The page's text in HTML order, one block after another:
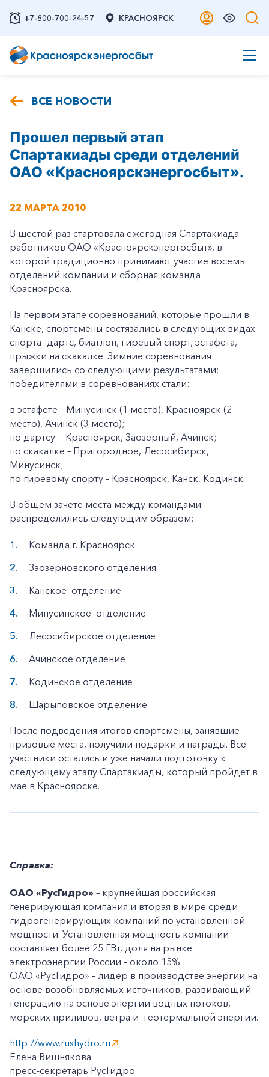
+7-800-700-24-57 КРАСНОЯРСК
ВСЕ НОВОСТИ
Прошел первый этап
Спартакиады среди отделений
ОАО «Красноярскэнергосбыт».
22 МАРТА 2010
В шестой раз стартовала ежегодная Спартакиада
работников ОАО «Красноярскэнергосбыт», в
которой традиционно принимают участие восемь
отделений компании и сборная команда
Красноярска.
На первом этапе соревнований, которые прошли в
Канске, спортсмены состязались в следующих видах
спорта: дартс, биатлон, гиревый спорт, эстафета,
прыжки на скакалке. Зимние соревнования
завершились со следующими результатами:
победителями в соревнованиях стали:
в эстафете – Минусинск (1 место), Красноярск (2
место), Ачинск (3 место);
по дартсу - Красноярск, Заозерный, Ачинск;
по скакалке – Пригородное, Лесосибирск,
Минусинск;
по гиревому спорту – Красноярск, Канск, Кодинск.
В общем зачете места между командами
распределились следующим образом:
Команда г. Красноярск
Заозерновского отделения
Канское отделение
Минусинское отделение
Лесосибирское отделение
Ачинское отделение
Кодинское отделение
Шарыповское отделение
После подведения итогов спортсмены, занявшие
призовые места, получили подарки и награды. Все
участники остались и уже начали подготовку к
следующему этапу Спартакиады, который пройдет в
мае в Красноярске.
Справка:
ОАО «РусГидро» – крупнейшая российская
генерирующая компания и вторая в мире среди
гидрогенерирующих компаний по установленной
мощности. Установленная мощность компании
составляет более 25 ГВт, доля на рынке
электроэнергии России – около 15%.
ОАО «РусГидро» – лидер в производстве энергии на
основе возобновляемых источников, развивающий
генерацию на основе энергии водных потоков,
морских приливов, ветра и геотермальной энергии.
http://www.rushydro.ru
Елена Вишнякова
пресс-секретарь РусГидро